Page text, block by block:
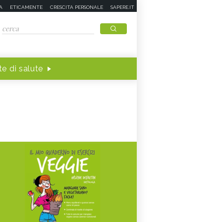
ETICAMENTE CRESCITA PERSONALE SAPERE.IT
di salute